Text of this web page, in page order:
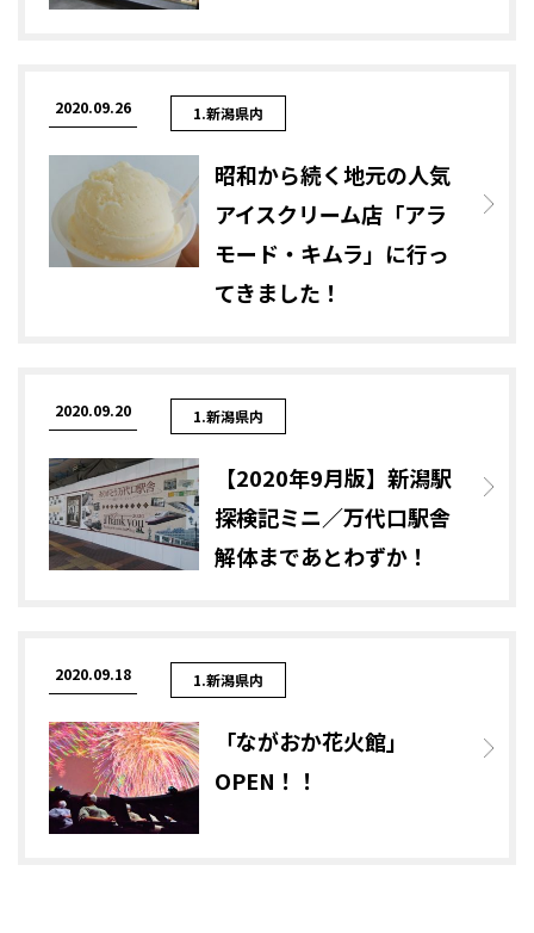
2020.09.26 1.新潟県内
昭和から続く地元の人気
アイスクリーム店「アラ
モード・キムラ」に行っ
てきました！
2020.09.20 1.新潟県内
【2020年9月版】新潟駅
探検記ミニ／万代口駅舎
解体まであとわずか！
2020.09.18 1.新潟県内
「ながおか花火館」
OPEN！！